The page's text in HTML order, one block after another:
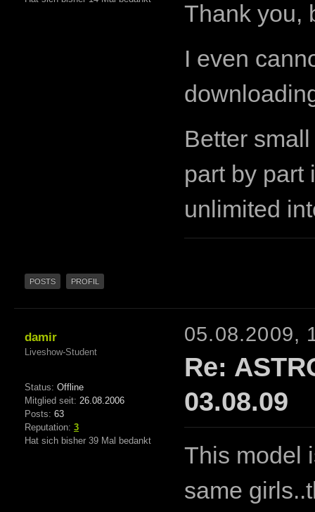
Thank you,
I even
Better
part by part
unlimited
POSTS PROFIL
damir
Liveshow-Student
Status: Offline
Mitglied seit: 26.08.2006
Posts: 63
Reputation: 3
Hat sich bisher 39 Mal bedankt
05.08.2009,
Re:
03.08.09
This model
same